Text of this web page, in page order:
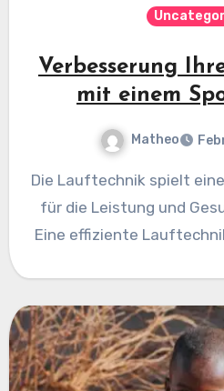
Verbesserung
mit einem
Matheo
Die Lauftechnik spielt eine entscheidende Rolle
für die Leistung und
Eine effiziente